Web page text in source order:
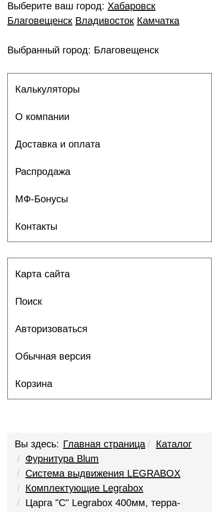
Выберите ваш город: Хабаровск
Благовещенск Владивосток Камчатка
Выбранный город: Благовещенск
Калькуляторы
О компании
Доставка и оплата
Распродажа
МФ-Бонусы
Контакты
Карта сайта
Поиск
Авторизоваться
Обычная версия
Корзина
Вы здесь: Главная страница
Каталог
Фурнитура Blum
Система выдвижения LEGRABOX
Комплектующие Legrabox
Царга "C" Legrabox 400мм, терра-